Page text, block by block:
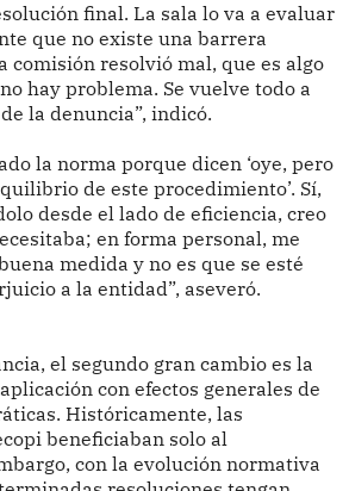
final. La sala lo va a evaluar
que no existe una barrera
comisión resolvió mal, que es algo
hay problema. Se vuelve todo a
la denuncia”, indicó.
la norma porque dicen ‘oye, pero
de este procedimiento’. Sí,
desde el lado de eficiencia, creo
en forma personal, me
medida y no es que se esté
a la entidad”, aseveró.
el segundo gran cambio es la
con efectos generales de
Históricamente, las
beneficiaban solo al
con la evolución normativa